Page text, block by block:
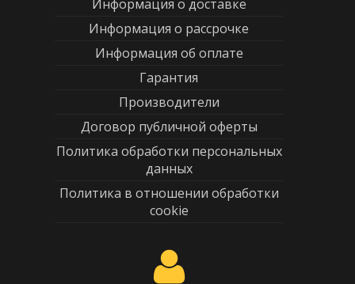
Информация о доставке
Информация о рассрочке
Информация об оплате
Гарантия
Производители
Договор публичной оферты
Политика обработки персональных
данных
Политика в отношении обработки
cookie